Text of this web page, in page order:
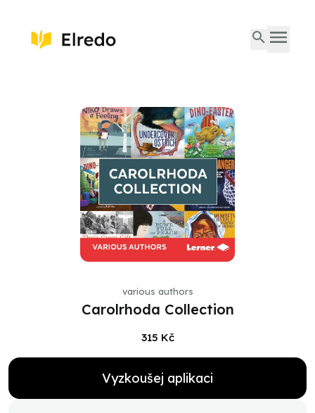
various authors
Carolrhoda Collection
315 Kč
Vyzkoušej aplikaci